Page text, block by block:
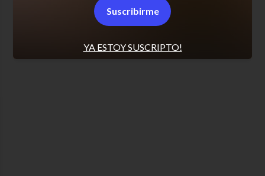
Términos y condiciones LVI – Perú
YA ESTOY SUSCRIPTO!
Suscribirme